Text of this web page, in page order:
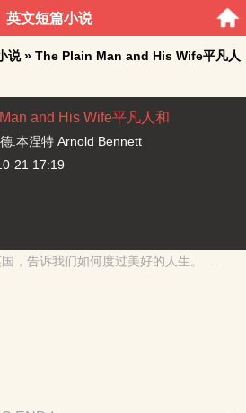
英文短篇小说
说» The Plain Man and His Wife平凡人
and His Wife平凡人和
.本涅特 Arnold Bennett
21 17:19
，告诉我们如何度过美好的人生。...